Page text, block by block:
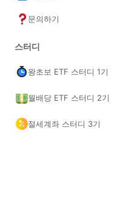
문의하기
스터디
왕초보 ETF 스터디 1기
월배당 ETF 스터디 2기
절세계좌 스터디 3기